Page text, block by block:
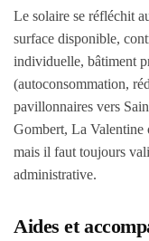
Le solaire se réfléchit
surface disponible,
individuelle, bâtiment
(autoconsommation,
pavillonnaires vers
Gombert, La Valentine
mais il faut toujours
administrative.
Aides et